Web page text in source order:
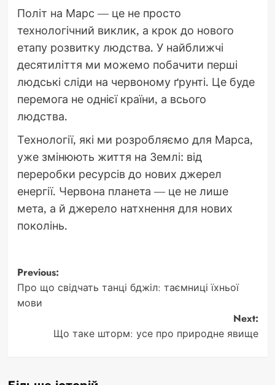
Політ на Марс — це не просто
технологічний виклик, а крок до нового
етапу розвитку людства. У найближчі
десятиліття ми можемо побачити перші
людські сліди на червоному ґрунті. Це буде
перемога не однієї країни, а всього
людства.
Технології, які ми розробляємо для Марса,
уже змінюють життя на Землі: від
переробки ресурсів до нових джерел
енергії. Червона планета — це не лише
мета, а й джерело натхнення для нових
поколінь.
Post
navigation
Previous:
Про що свідчать танці бджіл: таємниці їхньої
мови
Next:
Що таке шторм: усе про природне явище